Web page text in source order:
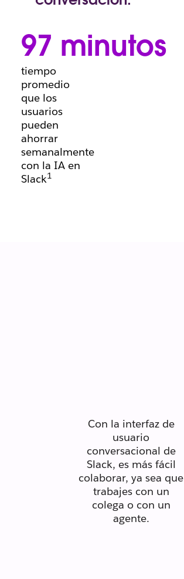
se encuentra junto
a las
conversaciones, lo
que permite
avanzar con las
negociaciones.
97 minutos
tiempo
promedio
que los
usuarios
pueden
ahorrar
semanalmente
con la IA en
Slack1
Con la interfaz de
usuario
conversacional de
Slack, es más fácil
colaborar, ya sea que
trabajes con un
colega o con un
agente.